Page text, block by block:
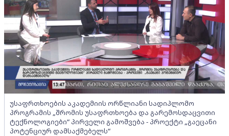
უსაფრთხოების აკადემიის ორწლიანი სადიპლომო
პროგრამის „შრომის უსაფრთხოება და გარემოსდაცვითი
ტექნოლოგიები“ პირველი გამოშვება - პროექტი „გაეცანი
პოტენციურ დამსაქმებელს“